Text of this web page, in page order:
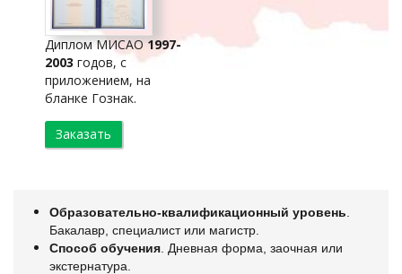
Диплом МИСАО1997-
2003 годов, с
приложением, на
бланке Гознак.
Заказать
Образовательно-квалификационный уровень
Бакалавр, специалист или магистр.
Способ обучения . Дневная форма, заочная или
экстернатура.